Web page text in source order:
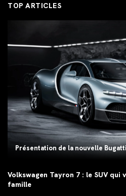
TOP ARTICLES
Présentation de la nouvelle
Volkswagen Tayron 7 : le SUV qui
famille